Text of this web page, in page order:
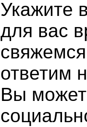
Укажите
для вас
ответим
Вы